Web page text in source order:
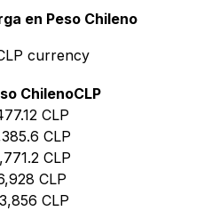
en Peso Chileno
currency
ChilenoCLP
CLP
CLP
CLP
CLP
CLP